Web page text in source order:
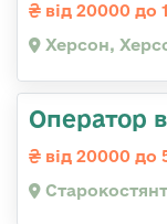
від 20000 до
Херсон,
Оператор
від 20000 до